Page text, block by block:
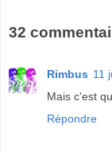
32
Rimbus 11
Mais c'est
Répondre